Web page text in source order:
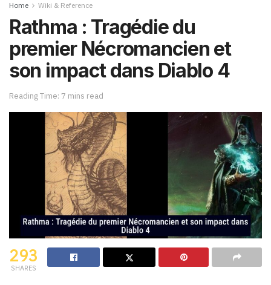
Home Wiki & Reference
Rathma : Tragédie du
premier Nécromancien et
son impact dans Diablo 4
Reading Time: 7 mins read
293
SHARES